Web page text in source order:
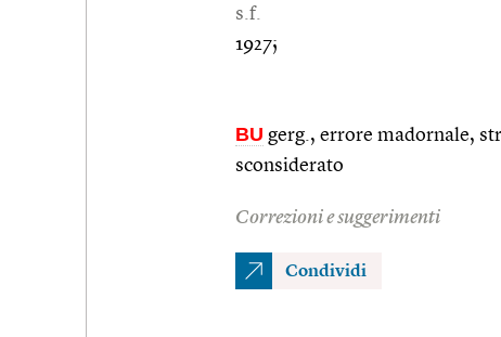
s.f.
1927;
BU gerg., errore madornale,
sconsiderato
Correzioni e suggerimenti
Condividi